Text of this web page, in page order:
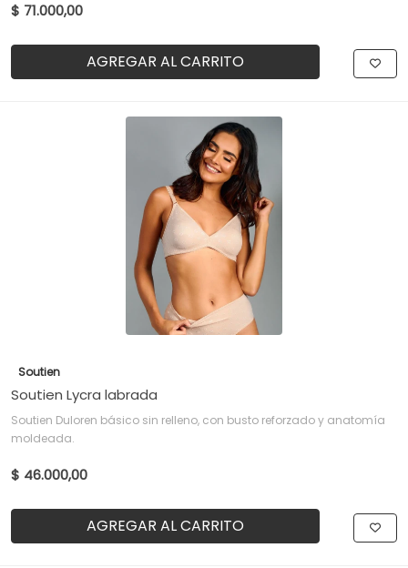
$ 71.000,00
AGREGAR AL CARRITO
Soutien
Soutien Lycra labrada
Soutien Duloren básico sin relleno, con busto reforzado y anatomía
moldeada.
$ 46.000,00
AGREGAR AL CARRITO